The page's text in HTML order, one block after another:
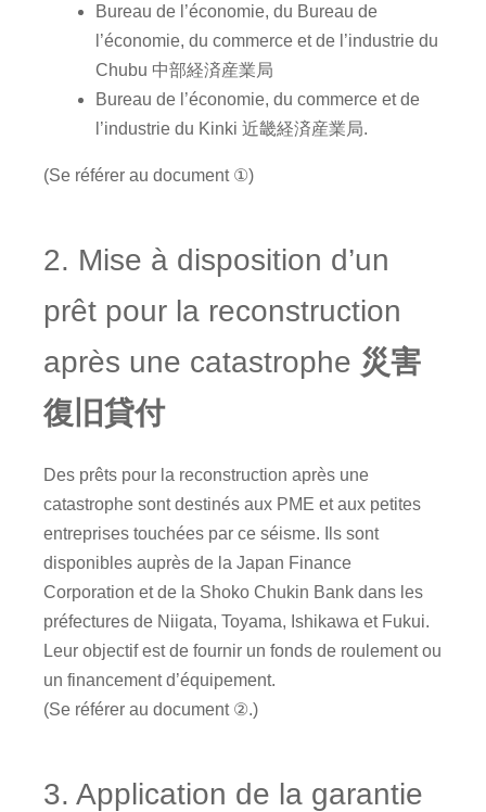
Bureau de l’économie, du Bureau de
l’économie, du commerce et de l’industrie du
Chubu 中部経済産業局
Bureau de l’économie, du commerce et de
l’industrie du Kinki 近畿経済産業局.
(Se référer au document ①)
2. Mise à disposition d’un
prêt pour la reconstruction
après une catastrophe 災害
復旧貸付
Des prêts pour la reconstruction après une
catastrophe sont destinés aux PME et aux petites
entreprises touchées par ce séisme. Ils sont
disponibles auprès de la Japan Finance
Corporation et de la Shoko Chukin Bank dans les
préfectures de Niigata, Toyama, Ishikawa et Fukui.
Leur objectif est de fournir un fonds de roulement ou
un financement d’équipement.
(Se référer au document ②.)
3. Application de la garantie